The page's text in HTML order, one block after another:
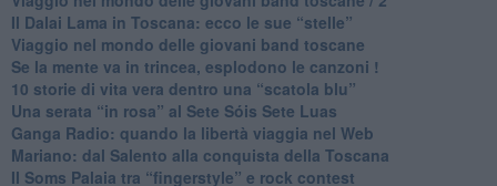
Il Dalai Lama in Toscana: ecco le sue “stelle”
Viaggio nel mondo delle giovani band toscane
Se la mente va in trincea, esplodono le canzoni !
​10 storie di vita vera dentro una “scatola blu”
​Una serata “in rosa” al Sete Sóis Sete Luas
Ganga Radio: quando la libertà viaggia nel Web
Mariano: dal Salento alla conquista della Toscana
​Il Soms Palaia tra “fingerstyle” e rock contest